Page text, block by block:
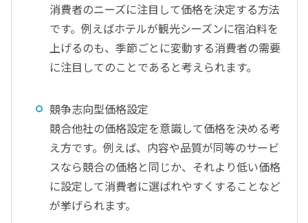
消費者のニーズに注目して価格を決定する方法
です。例えばホテルが観光シーズンに宿泊料を
上げるのも、季節ごとに変動する消費者の需要
に注目してのことであると考えられます。
競争志向型価格設定
競合他社の価格設定を意識して価格を決める考
え方です。例えば、内容や品質が同等のサービ
スなら競合の価格と同じか、それより低い価格
に設定して消費者に選ばれやすくすることなど
が挙げられます。